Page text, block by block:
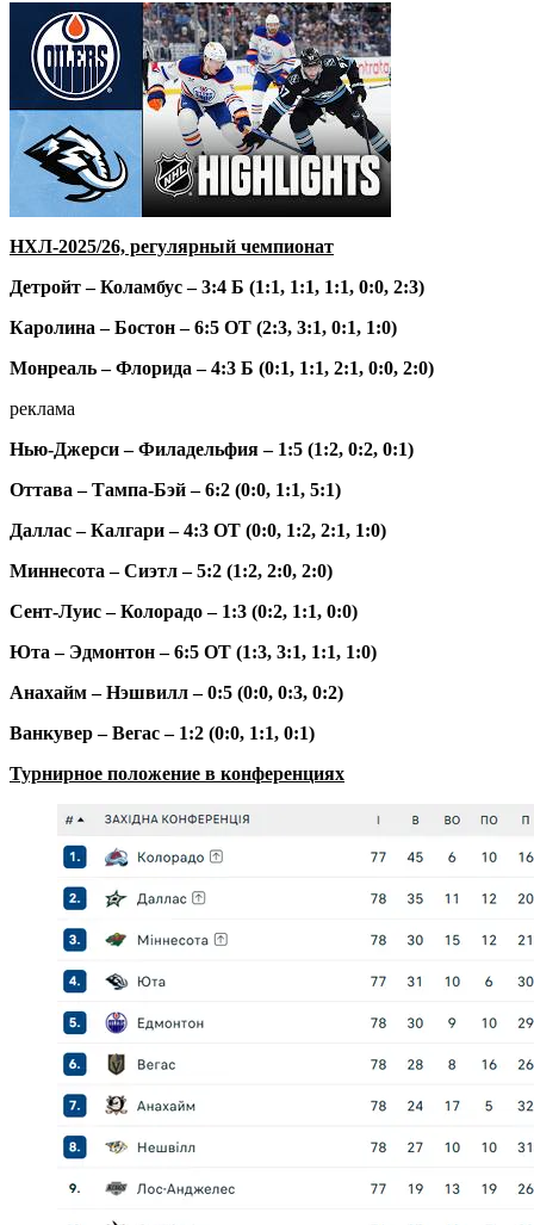
НХЛ-2025/26, регулярный чемпионат
Детройт – Коламбус – 3:4 Б (1:1, 1:1, 1:1, 0:0, 2:3)
Каролина – Бостон – 6:5 ОТ (2:3, 3:1, 0:1, 1:0)
Монреаль – Флорида – 4:3 Б (0:1, 1:1, 2:1, 0:0, 2:0)
реклама
Нью-Джерси – Филадельфия – 1:5 (1:2, 0:2, 0:1)
Оттава – Тампа-Бэй – 6:2 (0:0, 1:1, 5:1)
Даллас – Калгари – 4:3 ОТ (0:0, 1:2, 2:1, 1:0)
Миннесота – Сиэтл – 5:2 (1:2, 2:0, 2:0)
Сент-Луис – Колорадо – 1:3 (0:2, 1:1, 0:0)
Юта – Эдмонтон – 6:5 ОТ (1:3, 3:1, 1:1, 1:0)
Анахайм – Нэшвилл – 0:5 (0:0, 0:3, 0:2)
Ванкувер – Вегас – 1:2 (0:0, 1:1, 0:1)
Турнирное положение в конференциях